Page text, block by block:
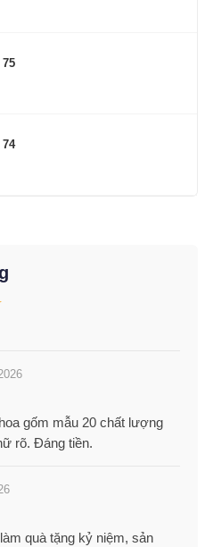
gốm mẫu 20 chất lượng
rõ. Đáng tiền.
quà tặng kỷ niệm, sản